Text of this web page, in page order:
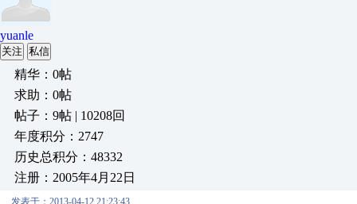
yuanle
关注 私信
精华：0帖
求助：0帖
帖子：9帖 | 10208回
年度积分：2747
历史总积分：48332
注册：2005年4月22日
发表于：2013-04-12 21:23:43